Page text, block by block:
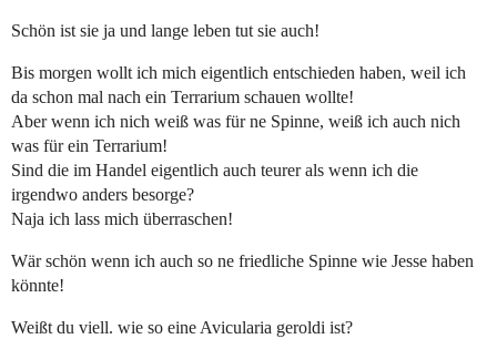
Schön ist sie ja und lange leben tut sie auch!
Bis morgen wollt ich mich eigentlich entschieden haben, weil ich
da schon mal nach ein Terrarium schauen wollte!
Aber wenn ich nich weiß was für ne Spinne, weiß ich auch nich
was für ein Terrarium!
Sind die im Handel eigentlich auch teurer als wenn ich die
irgendwo anders besorge?
Naja ich lass mich überraschen!
Wär schön wenn ich auch so ne friedliche Spinne wie Jesse haben
könnte!
Weißt du viell. wie so eine Avicularia geroldi ist?